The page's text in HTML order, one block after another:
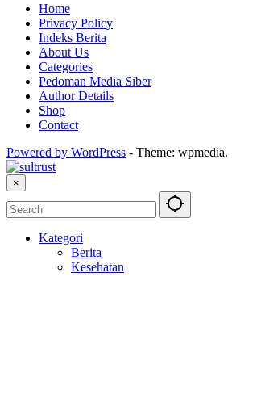
Home
Privacy Policy
Indeks Berita
About Us
Categories
Pedoman Media Siber
Author Details
Shop
Contact
Powered by WordPress - Theme: wpmedia.
×
Kategori
Berita
Kesehatan